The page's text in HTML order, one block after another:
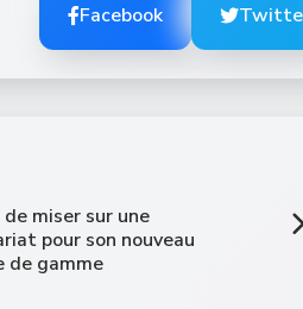
Facebook
miser sur une
pour son nouveau
de gamme